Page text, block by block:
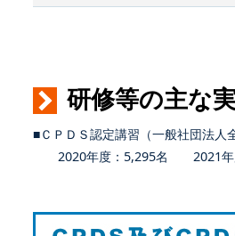
研修等の主な
■ＣＰＤＳ認定講習（一般社団法人
2020年度：5,295名 2021年